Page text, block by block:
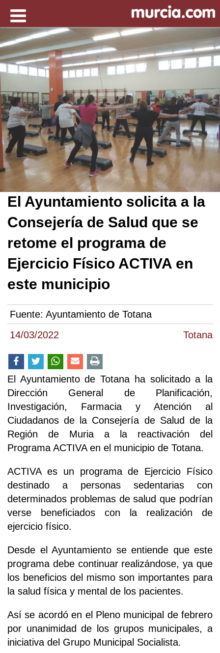
14/03/2022 Totana
El Ayuntamiento solicita a la
Consejería de Salud que se
retome el programa de
Ejercicio Físico ACTIVA en
este municipio
Fuente: Ayuntamiento de Totana
El Ayuntamiento de Totana ha solicitado a la
Dirección General de Planificación,
Investigación, Farmacia y Atención al
Ciudadanos de la Consejería de Salud de la
Región de Muria a la reactivación del
Programa ACTIVA en el municipio de Totana.
ACTIVA es un programa de Ejercicio Físico
destinado a personas sedentarias con
determinados problemas de salud que podrían
verse beneficiados con la realización de
ejercicio físico.
Desde el Ayuntamiento se entiende que este
programa debe continuar realizándose, ya que
los beneficios del mismo son importantes para
la salud física y mental de los pacientes.
Así se acordó en el Pleno municipal de febrero
por unanimidad de los grupos municipales, a
iniciativa del Grupo Municipal Socialista.